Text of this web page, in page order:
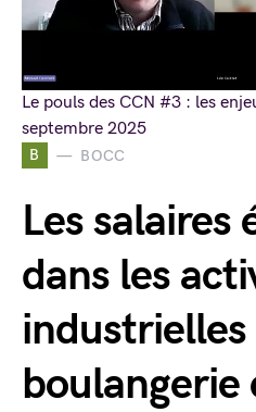
B BOCC
Les salaires
dans les
industrielles
boulangerie
Le pouls des CCN #3 : les
septembre 2025